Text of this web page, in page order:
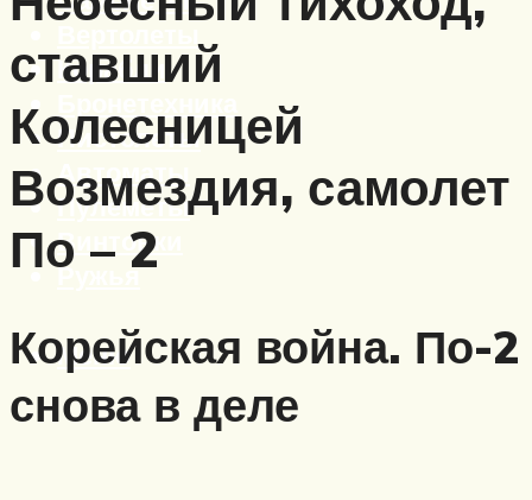
Корабли
Пистолеты
Автоматы
Пулеметы
Винтовки
Ружья
Меню
ставший
Колесницей
Возмездия, самолет
По – 2
Корейская война. По-2
снова в деле